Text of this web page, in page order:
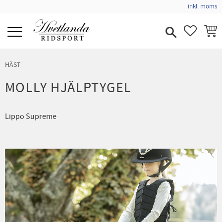
inkl. moms
HÄST
MOLLY HJÄLPTYGEL
Lippo Supreme